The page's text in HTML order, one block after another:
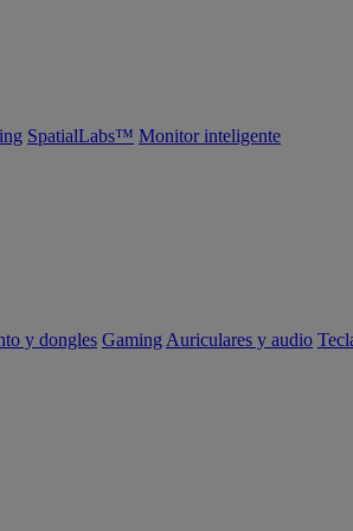
SpatialLabs™ Monitor inteligente
y dongles Gaming Auriculares y audio